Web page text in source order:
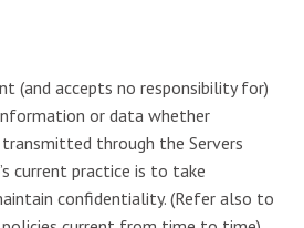
(and accepts no responsibility for)
or data whether
through the Servers
current practice is to take
confidentiality. (Refer also to